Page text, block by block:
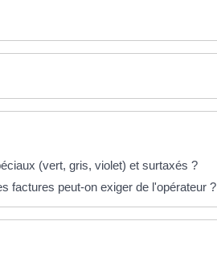
(vert, gris, violet) et surtaxés ?
factures peut-on exiger de l'opérateur ?